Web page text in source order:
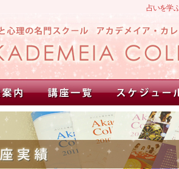
占いを学